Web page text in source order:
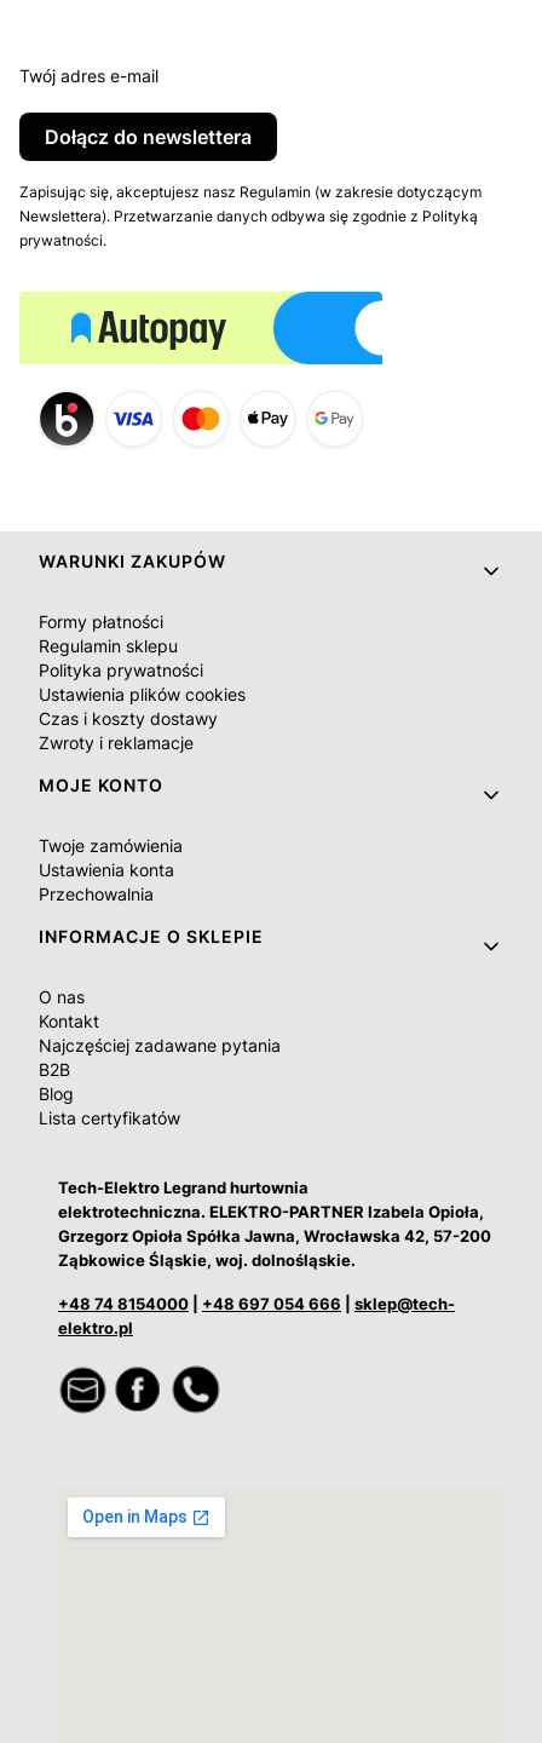
Twój adres e-mail
Dołącz do newslettera
Zapisując się, akceptujesz nasz Regulamin (w zakresie dotyczącym
Newslettera). Przetwarzanie danych odbywa się zgodnie z Polityką
prywatności.
Linki w stopce
WARUNKI ZAKUPÓW
Formy płatności
Regulamin sklepu
Polityka prywatności
Ustawienia plików cookies
Czas i koszty dostawy
Zwroty i reklamacje
MOJE KONTO
Twoje zamówienia
Ustawienia konta
Przechowalnia
INFORMACJE O SKLEPIE
O nas
Kontakt
Najczęściej zadawane pytania
B2B
Blog
Lista certyfikatów
Tech-Elektro Legrand hurtownia
elektrotechniczna. ELEKTRO-PARTNER Izabela Opioła,
Grzegorz Opioła Spółka Jawna, Wrocławska 42, 57-200
Ząbkowice Śląskie, woj. dolnośląskie.
+48 74 8154000 +48 697 054 666
sklep@tech-
elektro.pl